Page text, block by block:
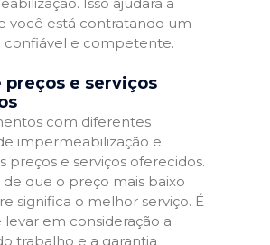
você está contratando um
confiável e competente.
preços e serviços
com diferentes
impermeabilização e
preços e serviços oferecidos.
que o preço mais baixo
significa o melhor serviço. É
em consideração a
trabalho e a garantia